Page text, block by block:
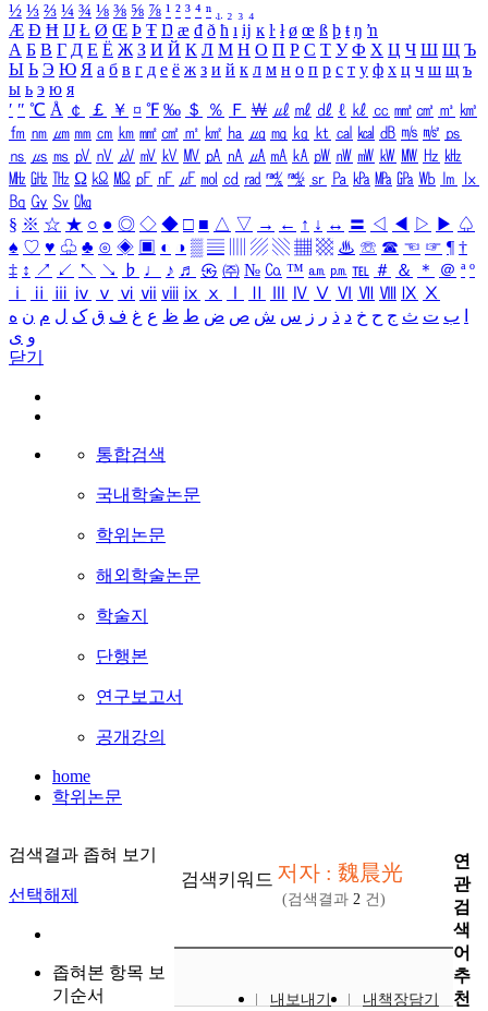
½ ⅓ ⅔ ¼ ¾ ⅛ ⅜ ⅝ ⅞ ¹ ² ³ ⁴ ⁿ ₁ ₂ ₃ ₄
Æ Ð Ħ Ĳ Ł Ø Œ Þ Ŧ Ŋ æ đ ð ħ ı ĳ ĸ ŀ ł ø œ ß þ ŧ ŋ ŉ
А Б В Г Д Е Ё Ж З И Й К Л М Н О П Р С Т У Ф Х Ц Ч Ш Щ Ъ
Ы Ь Э Ю Я а б в г д е ё ж з и й к л м н о п р с т у ф х ц ч ш щ ъ
ы ь э ю я
′ ″ ℃ Å ￠ ￡ ￥ ¤ ℉ ‰ ＄ ％ Ｆ ￦ ㎕ ㎖ ㎗ ℓ ㎘ ㏄ ㎣ ㎤ ㎥ ㎦
㎙ ㎚ ㎛ ㎜ ㎝ ㎞ ㎟ ㎠ ㎡ ㎢ ㏊ ㎍ ㎎ ㎏ ㏏ ㎈ ㎉ ㏈ ㎧ ㎨ ㎰
㎱ ㎲ ㎳ ㎴ ㎵ ㎶ ㎷ ㎸ ㎹ ㎀ ㎁ ㎂ ㎃ ㎄ ㎺ ㎻ ㎽ ㎾ ㎿ ㎐ ㎑
㎒ ㎓ ㎔ Ω ㏀ ㏁ ㎊ ㎋ ㎌ ㏖ ㏅ ㎭ ㎮ ㎯ ㏛ ㎩ ㎪ ㎫ ㎬ ㏝ ㏐
㏓
㏃ ㏉ ㏜ ㏆
§ ※ ☆ ★ ○ ● ◎ ◇ ◆ □ ■ △ ▽ → ← ↑ ↓ ↔ 〓 ◁ ◀ ▷ ▶ ♤
♠ ♡ ♥ ♧ ♣ ⊙ ◈ ▣ ◐ ◑ ▒ ▤ ▨ ▧ ▦ ▩ ♨ ☏ ☎ ☜ ☞ ¶ †
‡ ↕ ↗ ↙ ↖ ↘ ♭ ♩ ♪ ♬ ㉿ ㈜ № ㏇ ™ ㏂ ㏘ ℡ ＃ ＆ ＊ ＠ ª º
ⅰ
ⅱ ⅲ ⅳ ⅴ ⅵ ⅶ ⅷ ⅸ ⅹ Ⅳ Ⅴ Ⅵ Ⅶ Ⅷ Ⅸ Ⅹ
ب ت ث ج ح خ د ذ ر ز س ش ص ض ط ظ ع غ ف ق ک ل م ن ه
و ی
닫기
통합검색
국내학술논문
학위논문
해외학술논문
학술지
단행본
연구보고서
공개강의
home
학위논문
검색결과 좁혀 보기
선택해제
좁혀본 항목 보
기순서
검색키워드 저자 : 魏晨光
(검색결과 2 건)
내보내기
내책장담기
연
관
검
색
어
추
천